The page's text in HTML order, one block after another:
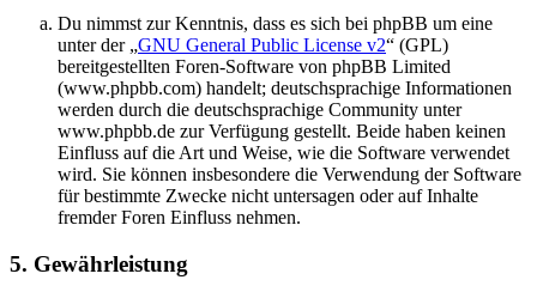
Du nimmst zur Kenntnis, dass es sich bei phpBB um eine
unter der „GNU General Public License v2“ (GPL)
bereitgestellten Foren-Software von phpBB Limited
(www.phpbb.com) handelt; deutschsprachige Informationen
werden durch die deutschsprachige Community unter
www.phpbb.de zur Verfügung gestellt. Beide haben keinen
Einfluss auf die Art und Weise, wie die Software verwendet
wird. Sie können insbesondere die Verwendung der Software
für bestimmte Zwecke nicht untersagen oder auf Inhalte
fremder Foren Einfluss nehmen.
5. Gewährleistung